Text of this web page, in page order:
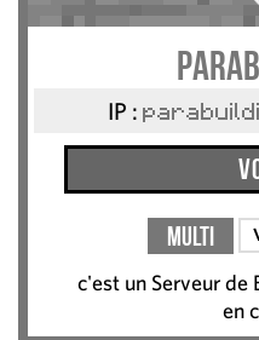
IP :
Multi
c'est un Serveur de
en